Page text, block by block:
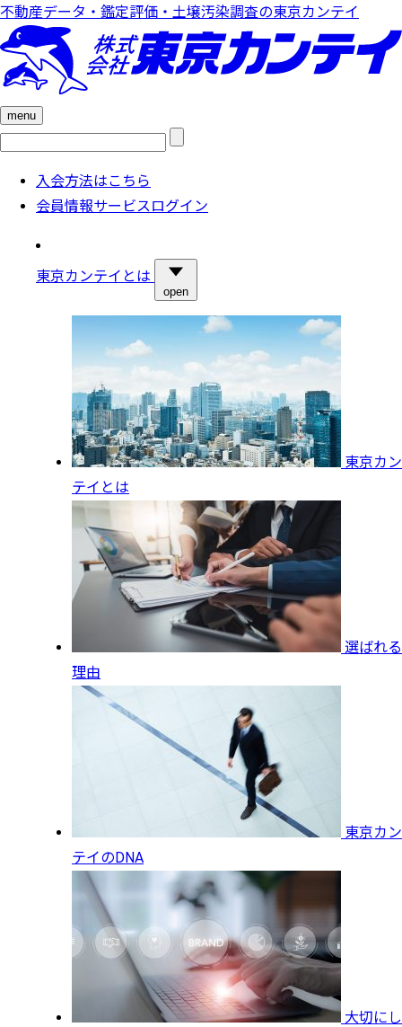
不動産データ・鑑定評価・土壌汚染調査の東京カンテイ
menu
検
入会方法はこちら
会員情報サービスログイン
東京カンテイとは
open
東京カン
テイとは
選ばれる
理由
東京カン
テイのDNA
大切にし